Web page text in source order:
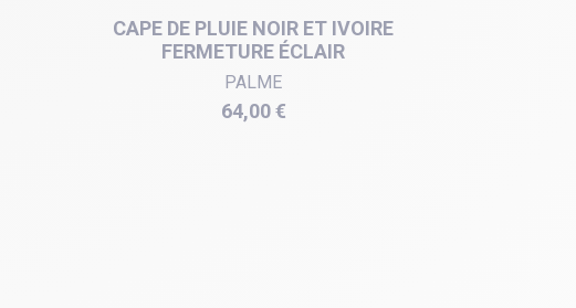
CAPE DE PLUIE NOIR ET IVOIRE
FERMETURE ÉCLAIR
PALME
Prix
64,00 €